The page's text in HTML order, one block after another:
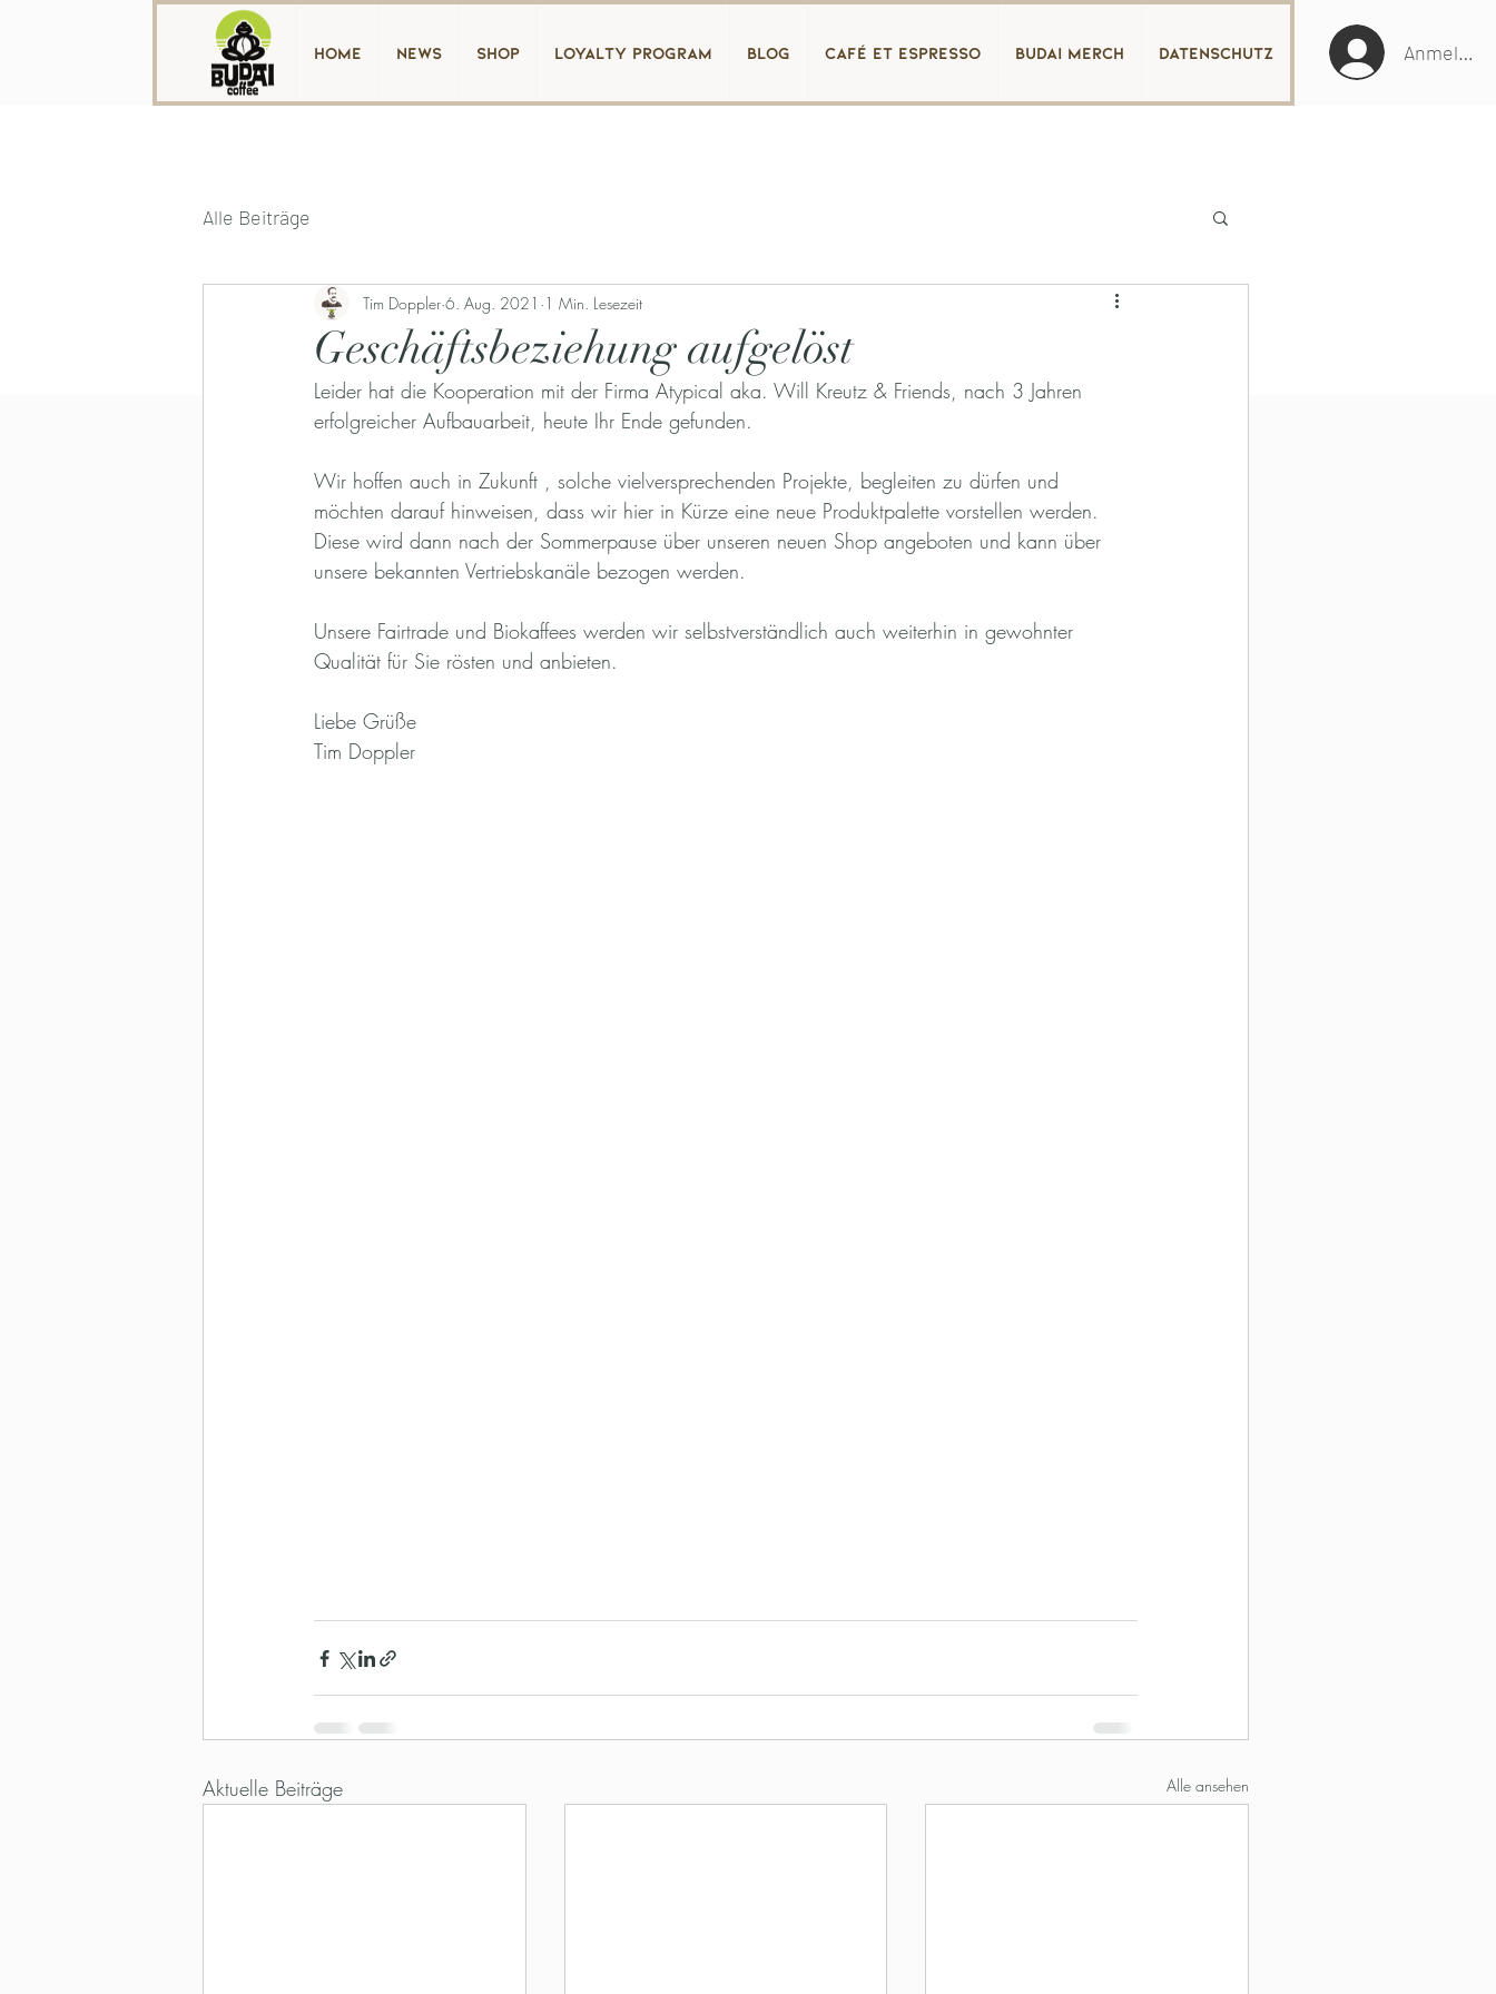
home News shop loyalty program blog Café et Espresso Budai Merch Datenschutz Anmelden
Alle Beiträge
Geschäftsbeziehung aufgelöst
Tim Doppler 6. Aug. 2021 1 Min. Lesezeit
Leider hat die Kooperation mit der Firma Atypical aka. Will Kreutz & Friends, nach 3 Jahren
erfolgreicher Aufbauarbeit, heute Ihr Ende gefunden.
Wir hoffen auch in Zukunft , solche vielversprechenden Projekte, begleiten zu dürfen und
möchten darauf hinweisen, dass wir hier in Kürze eine neue Produktpalette vorstellen werden.
Diese wird dann nach der Sommerpause über unseren neuen Shop angeboten und kann über
unsere bekannten Vertriebskanäle bezogen werden.
Unsere Fairtrade und Biokaffees werden wir selbstverständlich auch weiterhin in gewohnter
Qualität für Sie rösten und anbieten.
Liebe Grüße
Tim Doppler
Aktuelle Beiträge Alle ansehen